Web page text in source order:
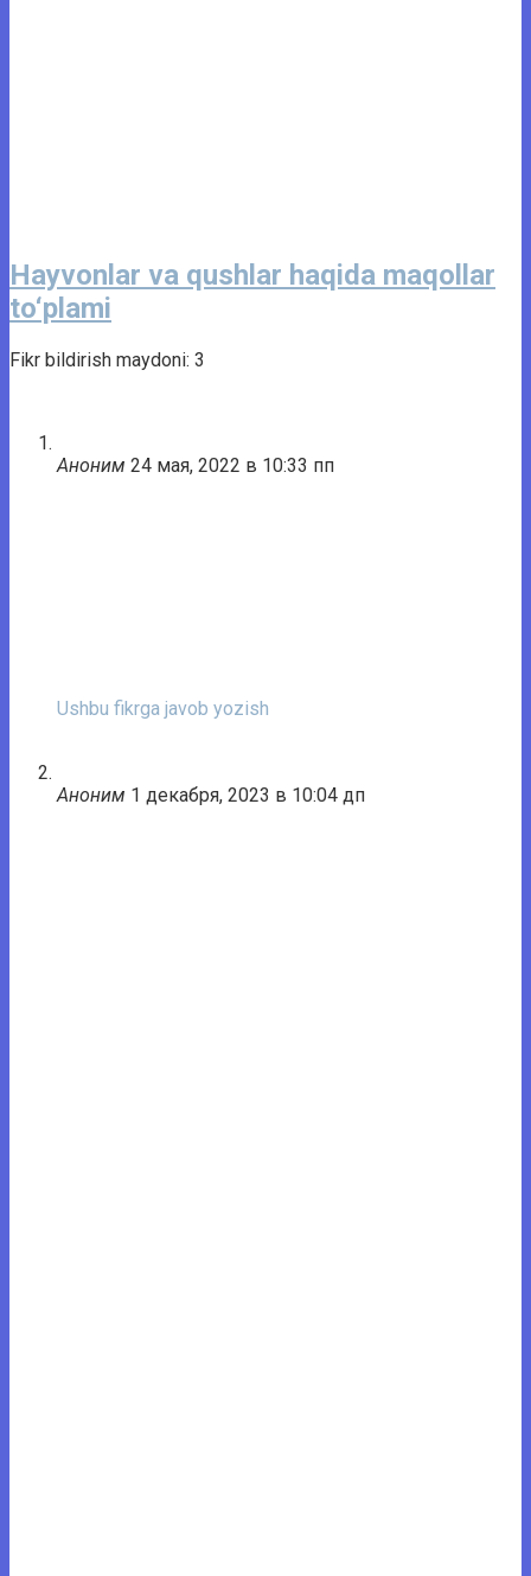
Hayvonlar va qushlar haqida maqollar
to‘plami
Fikr bildirish maydoni: 3
Аноним 24 мая, 2022 в 10:33 пп
Ushbu fikrga javob yozish
Аноним 1 декабря, 2023 в 10:04 дп